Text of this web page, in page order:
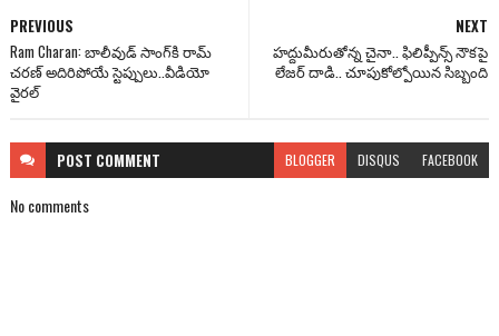
NEXT
హద్దుమీరుతోన్న చైనా.. ఫిలిప్పీన్స్ నౌకపై
లేజర్ దాడి.. చూపుకోల్పోయిన సిబ్బంది
PREVIOUS
Ram Charan: బాలీవుడ్ సాంగ్‌కి రామ్
చ‌ర‌ణ్ అదిరిపోయే స్టెప్పులు..వీడియో
వైర‌ల్‌
POST COMMENT BLOGGER DISQUS FACEBOOK
No comments